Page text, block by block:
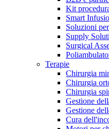
Kit
Smart
Soluzioni
Supply
Surgical
Terapie
Chirurgia
Chirurgia
Chirurgia
Gestione
Gestione
Cura